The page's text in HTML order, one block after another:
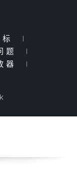
标
|
题
|
器
|